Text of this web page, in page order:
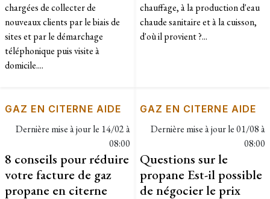
chargées de collecter de
nouveaux clients par le biais de
sites et par le démarchage
téléphonique puis visite à
domicile....
chauffage, à la production d'eau
chaude sanitaire et à la cuisson,
d'où il provient ?...
GAZ EN CITERNE AIDE
Dernière mise à jour le 14/02 à
08:00
8 conseils pour réduire
votre facture de gaz
propane en citerne
GAZ EN CITERNE AIDE
Dernière mise à jour le01/08 à
08:00
Questions sur le
propane Est-il possible
de négocier le prix